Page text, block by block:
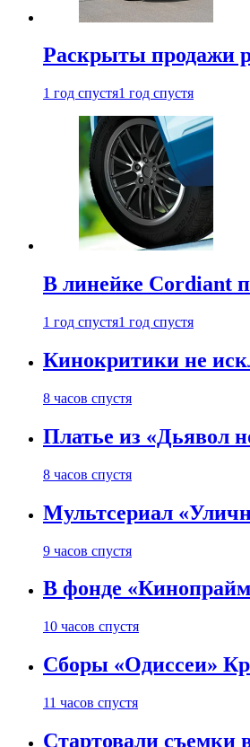
Раскрыты продажи
1 год спустя1 год спустя
В линейке Cordiant
1 год спустя1 год спустя
Кинокритики не
8 часов спустя
Платье из «Дьявол
8 часов спустя
Мультсериал
9 часов спустя
В фонде
10 часов спустя
Сборы «Одиссеи»
11 часов спустя
Стартовали съемки